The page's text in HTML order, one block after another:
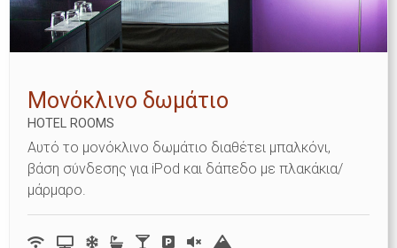
Μονόκλινο δωμάτιο
HOTEL ROOMS
Αυτό το μονόκλινο δωμάτιο διαθέτει μπαλκόνι,
βάση σύνδεσης για iPod και δάπεδο με πλακάκια/
μάρμαρο.